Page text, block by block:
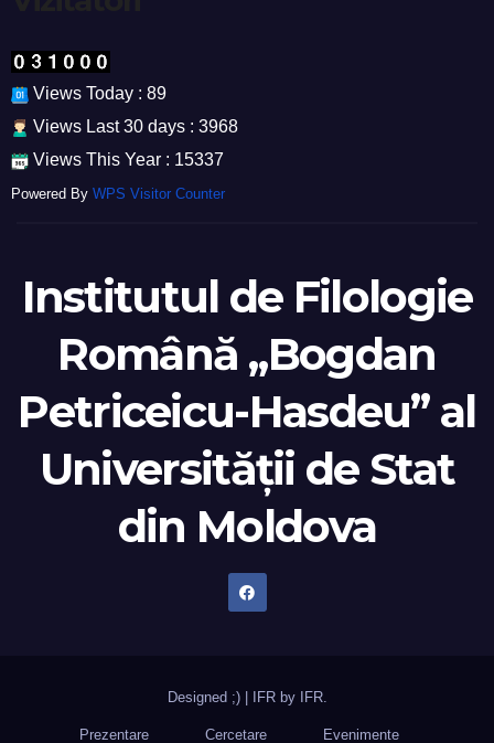
Views Today : 89
Views Last 30 days : 3968
Views This Year : 15337
Powered By WPS Visitor Counter
Institutul de Filologie
Română „Bogdan
Petriceicu-Hasdeu” al
Universității de Stat
din Moldova
Designed ;) IFR by IFR.
Prezentare Cercetare Evenimente